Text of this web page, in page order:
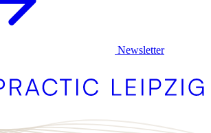
Newsletter